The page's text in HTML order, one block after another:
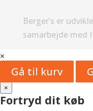
Berger’s er
samarbejde med
×
Gå til kurv
×
Fortryd dit køb